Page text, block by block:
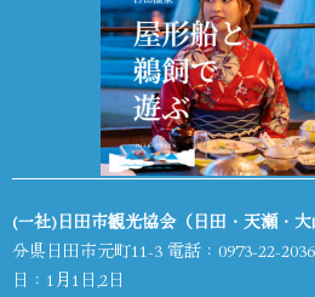
(一社)日田市観光協会（日田・天瀬・大
分県日田市元町11-3 電話： 0973-22-2036
日：1月1日,2日